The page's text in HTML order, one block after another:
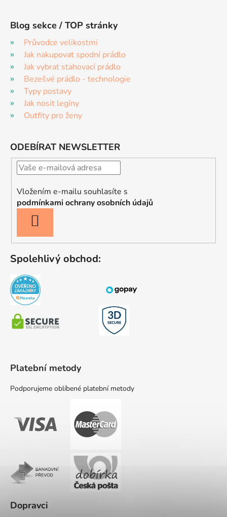
Blog sekce / TOP stránky
Průvodce velikostmi
Jak nakupovat spodní prádlo
Jak vybrat stahovací prádlo
Bezešvé prádlo - technologie
Typy postavy
Jak nosit legíny
Outfity pro ženy
ODEBÍRAT NEWSLETTER
Vložením e-mailu souhlasíte s
podmínkami ochrany osobních údajů
SE
Spolehlivý obchod:
Platební metody
Podporujeme oblíbené platební metody
Dopravci